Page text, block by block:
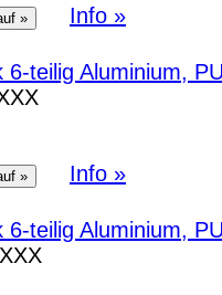
Info »
6-teilig Aluminium,
Info »
6-teilig Aluminium,